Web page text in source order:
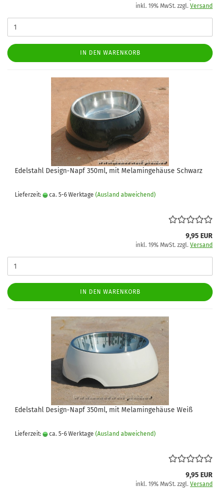
inkl. 19% MwSt. zzgl. Versand
IN DEN WARENKORB
Edelstahl Design-Napf 350ml, mit Melamingehäuse Schwarz
Lieferzeit: ca. 5-6 Werktage (Ausland abweichend)
9,95 EUR
inkl. 19% MwSt. zzgl. Versand
IN DEN WARENKORB
Edelstahl Design-Napf 350ml, mit Melamingehäuse Weiß
Lieferzeit: ca. 5-6 Werktage (Ausland abweichend)
9,95 EUR
inkl. 19% MwSt. zzgl. Versand